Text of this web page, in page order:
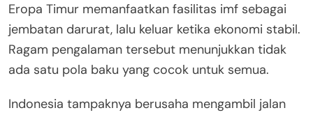
Eropa Timur memanfaatkan fasilitas imf sebagai
jembatan darurat, lalu keluar ketika ekonomi stabil.
Ragam pengalaman tersebut menunjukkan tidak
ada satu pola baku yang cocok untuk semua.
Indonesia tampaknya berusaha mengambil jalan